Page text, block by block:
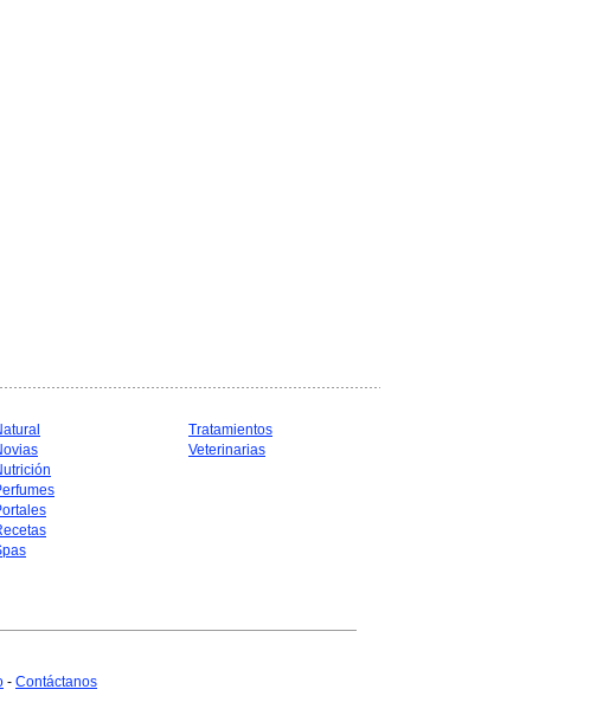
Tratamientos
Veterinarias
- Contáctanos